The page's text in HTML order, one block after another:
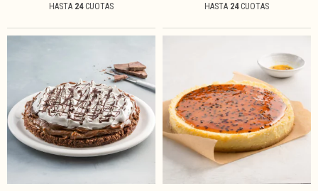
HASTA 24CUOTAS HASTA 24CUOTAS